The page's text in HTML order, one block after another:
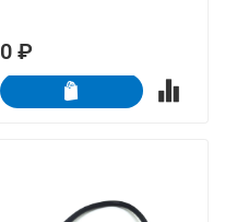
0 ₽